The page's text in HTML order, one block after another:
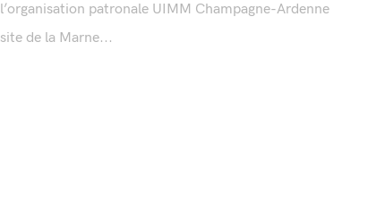
l’organisation patronale UIMM Champagne-Ardenne
site de la Marne...